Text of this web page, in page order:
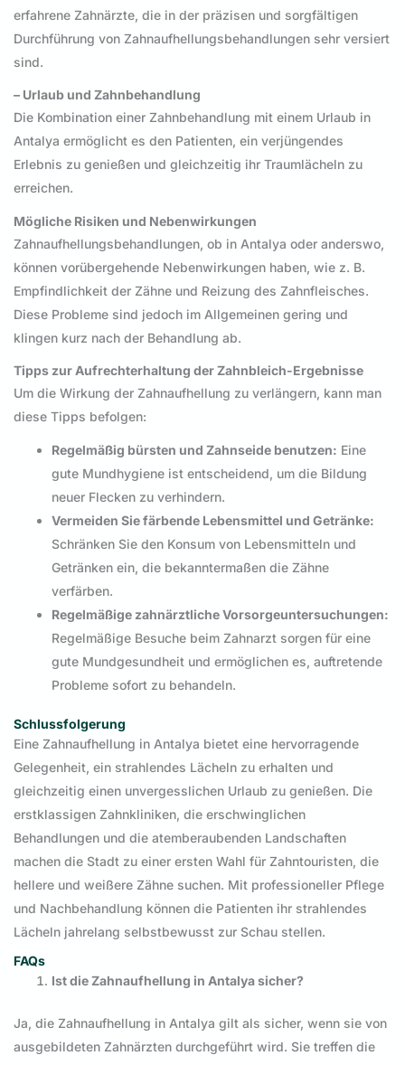
erfahrene Zahnärzte, die in der präzisen und sorgfältigen
Durchführung von Zahnaufhellungsbehandlungen sehr versiert
sind.
– Urlaub und Zahnbehandlung
Die Kombination einer Zahnbehandlung mit einem Urlaub in
Antalya ermöglicht es den Patienten, ein verjüngendes
Erlebnis zu genießen und gleichzeitig ihr Traumlächeln zu
erreichen.
Mögliche Risiken und Nebenwirkungen
Zahnaufhellungsbehandlungen, ob in Antalya oder anderswo,
können vorübergehende Nebenwirkungen haben, wie z. B.
Empfindlichkeit der Zähne und Reizung des Zahnfleisches.
Diese Probleme sind jedoch im Allgemeinen gering und
klingen kurz nach der Behandlung ab.
Tipps zur Aufrechterhaltung der Zahnbleich-Ergebnisse
Um die Wirkung der Zahnaufhellung zu verlängern, kann man
diese Tipps befolgen:
Regelmäßig bürsten und Zahnseide benutzen: Eine
gute Mundhygiene ist entscheidend, um die Bildung
neuer Flecken zu verhindern.
Vermeiden Sie färbende Lebensmittel und Getränke:
Schränken Sie den Konsum von Lebensmitteln und
Getränken ein, die bekanntermaßen die Zähne
verfärben.
Regelmäßige zahnärztliche Vorsorgeuntersuchungen:
Regelmäßige Besuche beim Zahnarzt sorgen für eine
gute Mundgesundheit und ermöglichen es, auftretende
Probleme sofort zu behandeln.
Schlussfolgerung
Eine Zahnaufhellung in Antalya bietet eine hervorragende
Gelegenheit, ein strahlendes Lächeln zu erhalten und
gleichzeitig einen unvergesslichen Urlaub zu genießen. Die
erstklassigen Zahnkliniken, die erschwinglichen
Behandlungen und die atemberaubenden Landschaften
machen die Stadt zu einer ersten Wahl für Zahntouristen, die
hellere und weißere Zähne suchen. Mit professioneller Pflege
und Nachbehandlung können die Patienten ihr strahlendes
Lächeln jahrelang selbstbewusst zur Schau stellen.
FAQs
Ist die Zahnaufhellung in Antalya sicher?
Ja, die Zahnaufhellung in Antalya gilt als sicher, wenn sie von
ausgebildeten Zahnärzten durchgeführt wird. Sie treffen die